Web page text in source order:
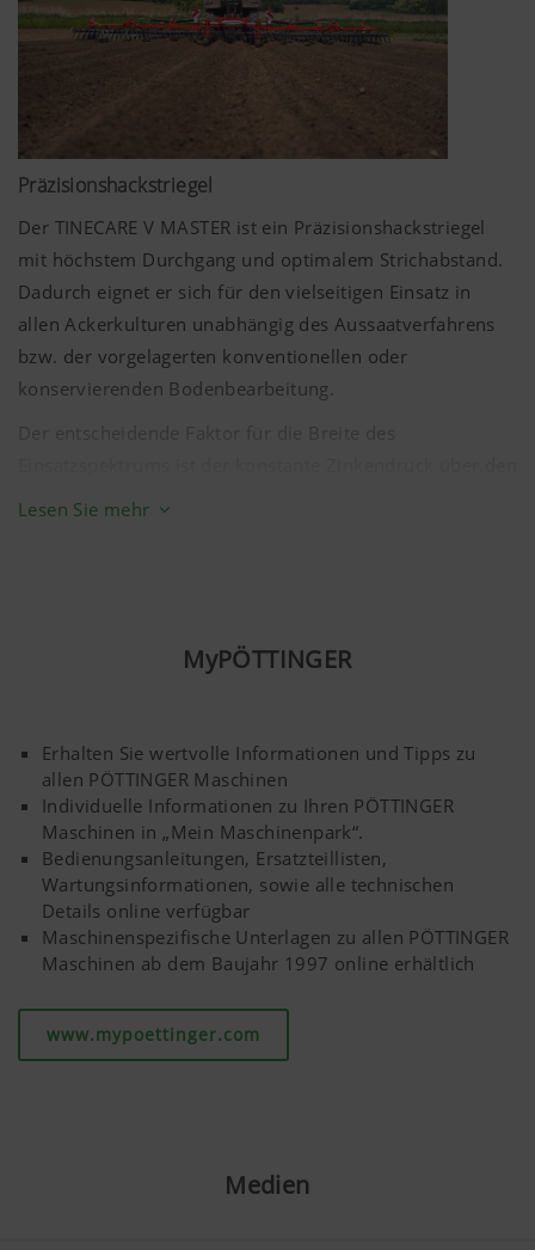
Präzisionshackstriegel
Der TINECARE V MASTER ist ein Präzisionshackstriegel
mit höchstem Durchgang und optimalem Strichabstand.
Dadurch eignet er sich für den vielseitigen Einsatz in
allen Ackerkulturen unabhängig des Aussaatverfahrens
bzw. der vorgelagerten konventionellen oder
konservierenden Bodenbearbeitung.
gesamten Federweg jeder Zinkeneinheit und über die
vermieden und der Zinkendruck bleibt über den
Lesen Sie mehr
MyPÖTTINGER
Erhalten Sie wertvolle Informationen und Tipps zu
allen PÖTTINGER Maschinen
Individuelle Informationen zu Ihren PÖTTINGER
Maschinen in „Mein Maschinenpark“.
Bedienungsanleitungen, Ersatzteillisten,
Wartungsinformationen, sowie alle technischen
Details online verfügbar
Maschinenspezifische Unterlagen zu allen PÖTTINGER
Maschinen ab dem Baujahr 1997 online erhältlich
www.mypoettinger.com
Medien